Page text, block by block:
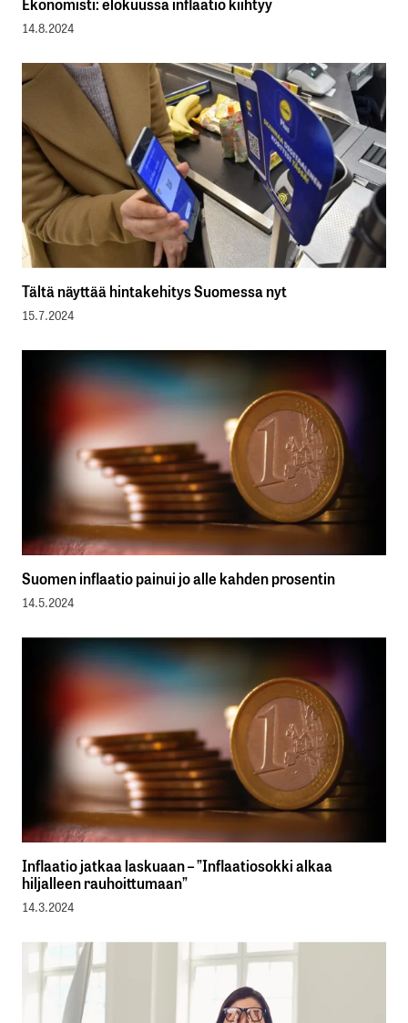
14.8.2024
Tältä näyttää hintakehitys Suomessa nyt
15.7.2024
Suomen inflaatio painui jo alle kahden prosentin
14.5.2024
Inflaatio jatkaa laskuaan – ”Inflaatiosokki alkaa
hiljalleen rauhoittumaan”
14.3.2024